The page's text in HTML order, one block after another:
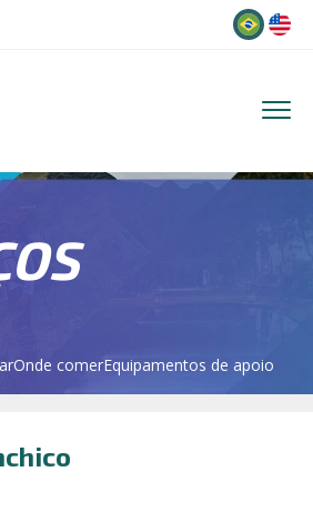
Onde comerEquipamentos de apoio